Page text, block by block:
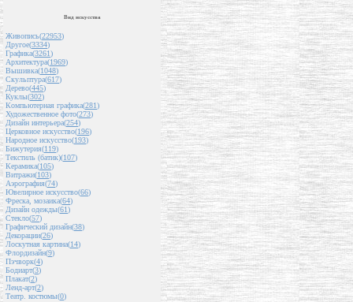
Вид искусства
Живопись(22953)
Другое(3334)
Графика(3261)
Архитектура(1969)
Вышивка(1048)
Скульптура(617)
Дерево(445)
Куклы(302)
Компьютерная графика(281)
Художественное фото(273)
Дизайн интерьера(254)
Церковное искусство(196)
Народное искусство(193)
Бижутерия(119)
Текстиль (батик)(107)
Керамика(105)
Витражи(103)
Аэрография(74)
Ювелирное искусство(66)
Фреска, мозаика(64)
Дизайн одежды(61)
Стекло(57)
Графический дизайн(38)
Декорации(26)
Лоскутная картина(14)
Флордизайн(9)
Пэчворк(4)
Бодиарт(3)
Плакат(2)
Ленд-арт(2)
Театр. костюмы(0)